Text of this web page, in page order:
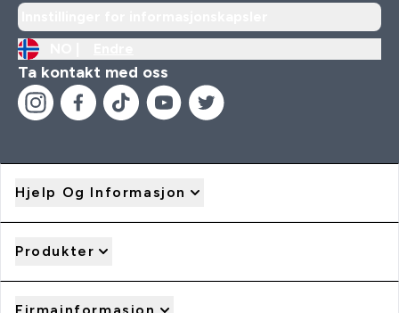
Ta kontakt med oss
Hjelp Og Informasjon
Produkter
Firmainformasjon